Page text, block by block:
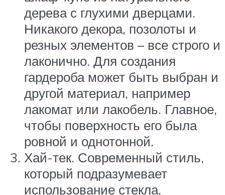
дерева с глухими дверцами.
Никакого декора, позолоты и
резных элементов – все строго и
лаконично. Для создания
гардероба может быть выбран и
другой материал, например
лакомат или лакобель. Главное,
чтобы поверхность его была
ровной и однотонной.
Хай-тек. Современный стиль,
который подразумевает
использование стекла,